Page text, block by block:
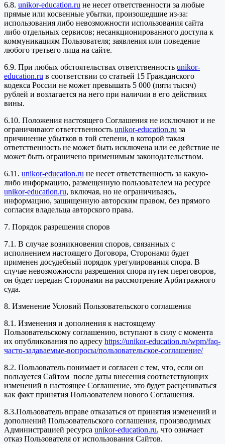
6.8. unikor-education.ru не несет ответственности за любые
прямые или косвенные убытки, произошедшие из-за:
использования либо невозможности использования сайта
либо отдельных сервисов; несанкционированного доступа к
коммуникациям Пользователя; заявления или поведение
любого третьего лица на сайте.
6.9. При любых обстоятельствах ответственность unikor-
education.ru в соответствии со статьей 15 Гражданского
кодекса России не может превышать 5 000 (пяти тысяч)
рублей и возлагается на него при наличии в его действиях
вины.
6.10. Положения настоящего Соглашения не исключают и не
ограничивают ответственность unikor-education.ru за
причинение убытков в той степени, в которой такая
ответственность не может быть исключена или ее действие не
может быть ограничено применимым законодательством.
6.11. unikor-education.ru не несет ответственность за какую-
либо информацию, размещенную пользователем на ресурсе
unikor-education.ru, включая, но не ограничиваясь,
информацию, защищенную авторским правом, без прямого
согласия владельца авторского права.
7. Порядок разрешения споров
7.1. В случае возникновения споров, связанных с
исполнением настоящего Договора, Сторонами будет
применен досудебный порядок урегулирования спора. В
случае невозможности разрешения спора путем переговоров,
он будет передан Сторонами на рассмотрение Арбитражного
суда.
8. Изменение Условий Пользовательского соглашения
8.1. Изменения и дополнения к настоящему
Пользовательскому соглашению, вступают в силу с момента
их опубликования по адресу https://unikor-education.ru/wpm/faq-
часто-задаваемые-вопросы/пользовательское-соглашение/
8.2. Пользователь понимает и согласен с тем, что, если он
пользуется Сайтом после даты внесения соответствующих
изменений в настоящее Соглашение, это будет расцениваться
как факт принятия Пользователем нового Соглашения.
8.3.Пользователь вправе отказаться от принятия изменений и
дополнений Пользовательского соглашения, производимых
Администрацией ресурса unikor-education.ru, что означает
отказ Пользователя от использования Сайтов.